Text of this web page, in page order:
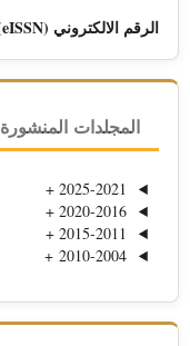
الرقم الالكتروني (eISSN):
المجلدات المنشورة
+
2020-2016
+
+
2010-2004
+